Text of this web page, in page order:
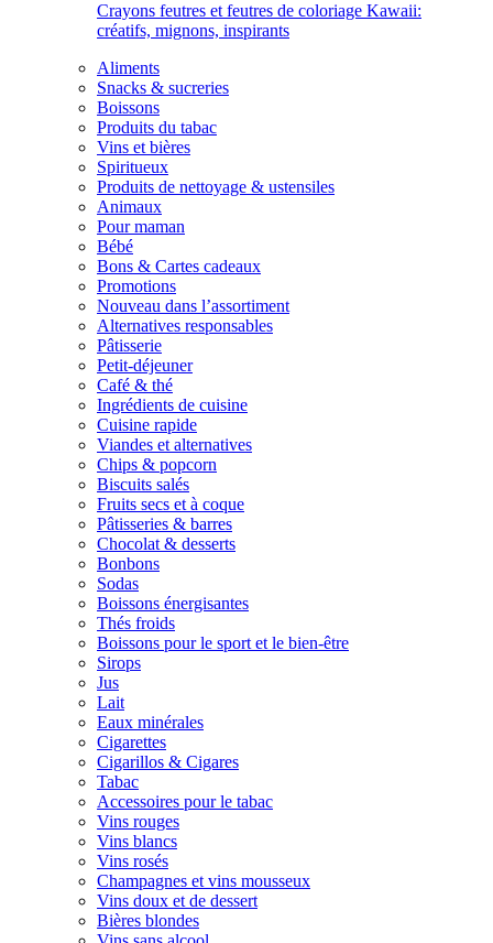
Crayons feutres et feutres de coloriage Kawaii:
créatifs, mignons, inspirants
Aliments
Snacks & sucreries
Boissons
Produits du tabac
Vins et bières
Spiritueux
Produits de nettoyage & ustensiles
Animaux
Pour maman
Bébé
Bons & Cartes cadeaux
Promotions
Nouveau dans l’assortiment
Alternatives responsables
Pâtisserie
Petit-déjeuner
Café & thé
Ingrédients de cuisine
Cuisine rapide
Viandes et alternatives
Chips & popcorn
Biscuits salés
Fruits secs et à coque
Pâtisseries & barres
Chocolat & desserts
Bonbons
Sodas
Boissons énergisantes
Thés froids
Boissons pour le sport et le bien-être
Sirops
Jus
Lait
Eaux minérales
Cigarettes
Cigarillos & Cigares
Tabac
Accessoires pour le tabac
Vins rouges
Vins blancs
Vins rosés
Champagnes et vins mousseux
Vins doux et de dessert
Bières blondes